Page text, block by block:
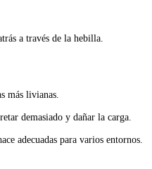
a través de la hebilla.
más livianas.
demasiado y dañar la carga.
adecuadas para varios entornos.